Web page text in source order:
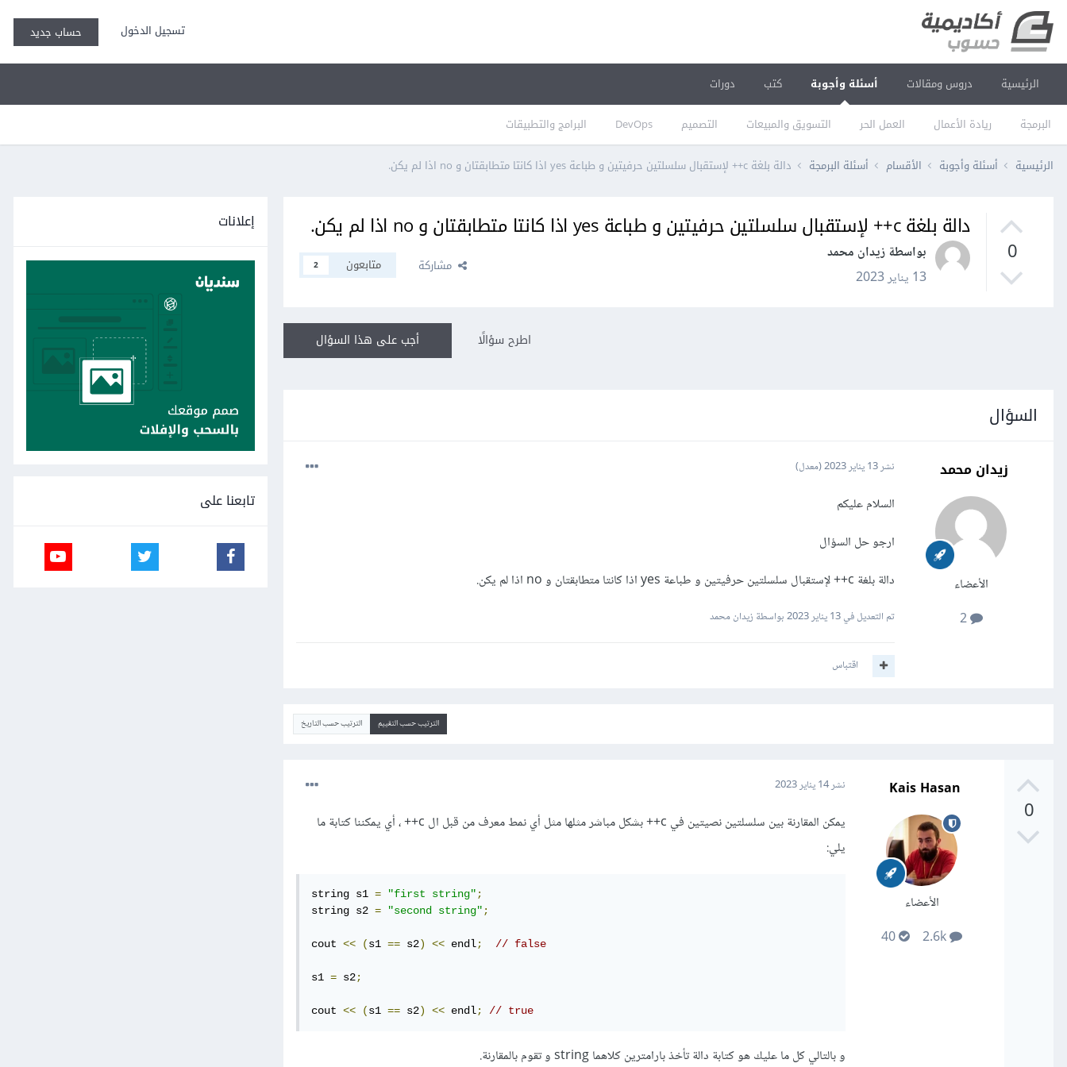
تسجيل الدخول حساب جديد
الرئيسية دروس ومقالات أسئلة وأجوبة
البرمجة ريادة الأعمال العمل الحر التسويق والمبيعات التصميم DevOps البرامج والتطبيقات
كتب دورات
الرئيسية أسئلة وأجوبة الأقسام أسئلة البرمجة دالة بلغة c++ لإستقبال سلسلتين حرفيتين و طباعة yes اذا كانتا متطابقتان و no اذا لم يكن.
0
دالة بلغة c++ لإستقبال سلسلتين حرفيتين و طباعة yes اذا كانتا متطابقتان و no اذا لم يكن.
بواسطة زيدان محمد
13 يناير 2023
مشاركة متابعون 2
أجب على هذا السؤال اطرح سؤالًا
السؤال
زيدان محمد
الأعضاء
2
نشر13 يناير 2023 (معدل)
السلام عليكم
ارجو حل السؤال
دالة بلغة c++ لإستقبال سلسلتين حرفيتين و طباعة yes اذا كانتا متطابقتان و no اذا لم يكن.
تم التعديل في13 يناير 2023 بواسطة زيدان محمد
اقتباس
الترتيب حسب التقييم الترتيب حسب التاريخ
0
Kais Hasan
الأعضاء
نشر14 يناير 2023
يمكن المقارنة بين سلسلتين نصيتين في c++ بشكل مباشر مثلها مثل أي نمط معرف من قبل ال c++ ، أي يمكننا كتابة ما
يلي:
string s1 = "first string" ;
string s2 = "second string" ;
cout << (s1 == s2) << endl; // false
s1 = s2;
cout << (s1 == s2) << endl; // true
و بالتالي كل ما عليك هو كتابة دالة تأخذ بارامترين كلاهما string و تقوم بالمقارنة.
إعلانات
تابعنا على